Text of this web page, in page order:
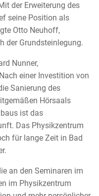
der Erweiterung des
seine Position als
Otto Neuhoff,
der Grundsteinlegung.
Nunner,
einer Investition von
Sanierung des
Hörsaals
ist das
Das Physikzentrum
für lange Zeit in Bad
an den Seminaren im
im Physikzentrum